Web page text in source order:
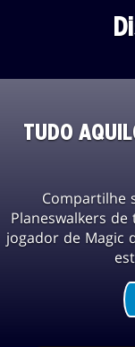
TUDO
Compartilhe
Planeswalkers
jogador de Magic